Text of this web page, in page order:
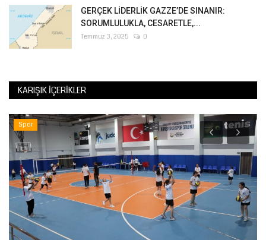
GERÇEK LİDERLİK GAZZE’DE SINANIR:
SORUMLULUKLA, CESARETLE,...
Temmuz 3, 2025 0
KARIŞIK İÇERIKLER
Spor